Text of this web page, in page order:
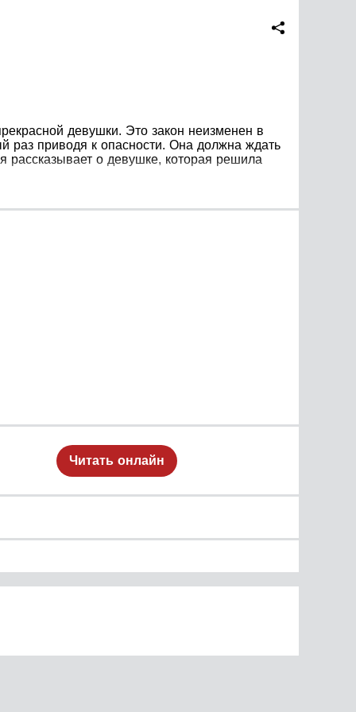
девушки. Это закон неизменен в
раз приводя к опасности. Она должна ждать
рассказывает о девушке, которая решила
Читать онлайн